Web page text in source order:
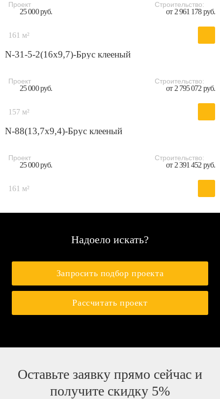
Проект
25 000 руб.
Строительство:
от 2 961 178 руб.
161 м²
N-31-5-2(16х9,7)-Брус клееный
Проект
25 000 руб.
Строительство:
от 2 795 072 руб.
157 м²
N-88(13,7х9,4)-Брус клееный
Проект
25 000 руб.
Строительство:
от 2 391 452 руб.
161 м²
Надоело искать?
Запросить подбор проекта
Рассчитать проект
Оставьте заявку прямо сейчас и
получите скидку 5%